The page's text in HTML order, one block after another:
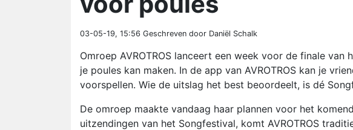
03-05-19, 15:56 Geschreven door Daniël Schalk
Omroep AVROTROS lanceert een week voor de finale
je poules kan maken. In de app van AVROTROS kan je
voorspellen. Wie de uitslag het best beoordeelt, is dé
De omroep maakte vandaag haar plannen voor het
uitzendingen van het Songfestival, komt AVROTROS